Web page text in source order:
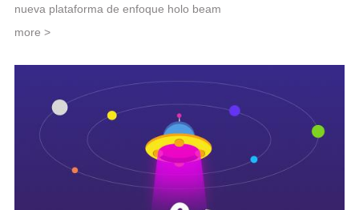
nueva plataforma de enfoque holo beam
more >